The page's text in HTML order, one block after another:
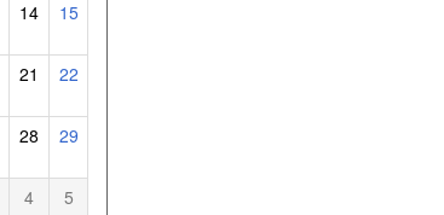
14 15
21 22
28 29
4 5